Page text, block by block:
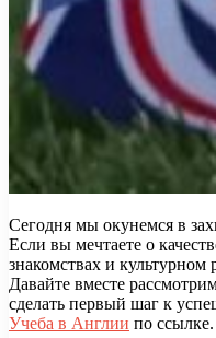
Сегодня мы окунемся в
Если вы мечтаете о
знакомствах и культурном
Давайте вместе
сделать первый шаг к
Учеба в Англии по ссылке.